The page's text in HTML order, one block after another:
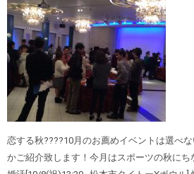
恋する秋????10月のお薦めイベントは選べ
かご紹介致します！今月はスポーツの秋に